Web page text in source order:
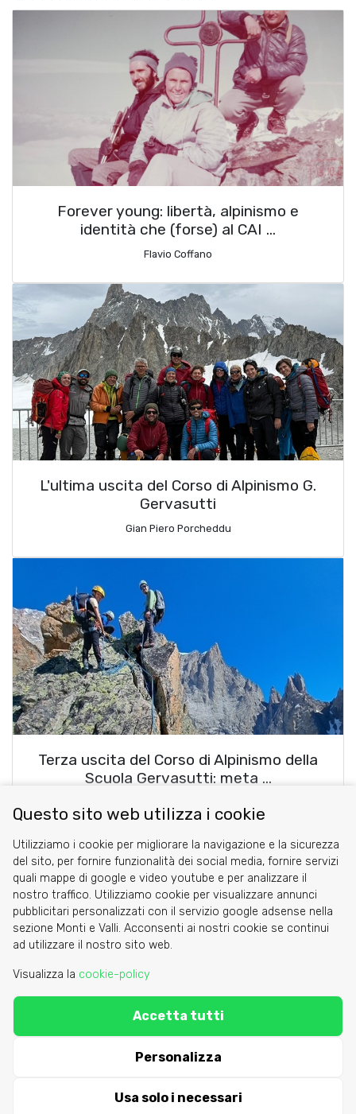
Forever young: libertà, alpinismo e
identità che (forse) al CAI …
Flavio Coffano
L'ultima uscita del Corso di Alpinismo G.
Gervasutti
Gian Piero Porcheddu
Terza uscita del Corso di Alpinismo della
Scuola Gervasutti: meta …
blog comments powered byDisqus
Cookie
Privacy Policy
C.A.I. Sezione di Torino - via Barbaroux 1
segreteria@caitorino.it- tel:
Questo sito web utilizza i cookie
Utilizziamo i cookie per migliorare la navigazione e la sicurezza
del sito, per fornire funzionalità dei social media, fornire servizi
quali mappe di google e video youtube e per analizzare il
nostro traffico. Utilizziamo cookie per visualizzare annunci
pubblicitari personalizzati con il servizio google adsense nella
sezione Monti e Valli. Acconsenti ai nostri cookie se continui
ad utilizzare il nostro sito web.
Visualizza la cookie-policy
Usa solo i necessari
Personalizza
Accetta tutti